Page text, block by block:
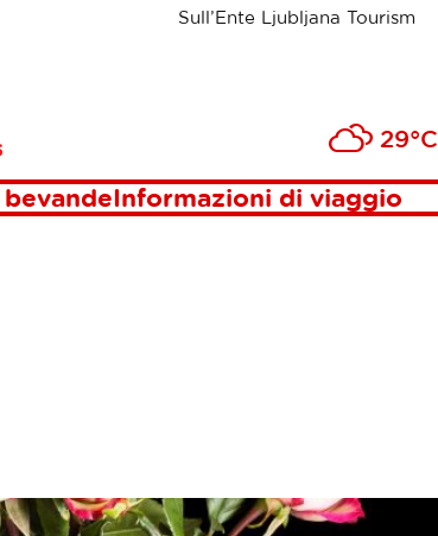
Sull’Ente Ljubljana Tourism
29°C
Informazioni di viaggio